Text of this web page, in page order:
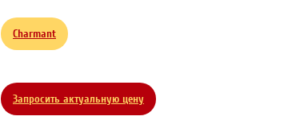
Charmant
Запросить актуальную цену